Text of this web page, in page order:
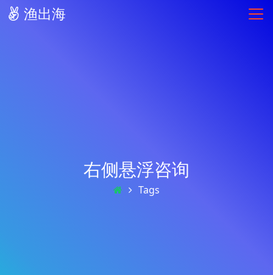
渔出海
右侧悬浮咨询
Tags